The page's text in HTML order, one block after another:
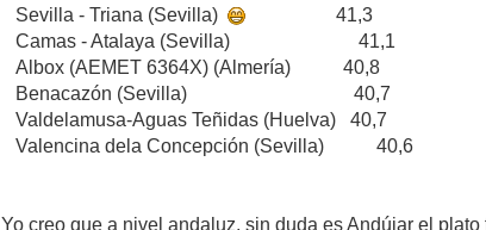
Sevilla - Triana (Sevilla)
41,3
Camas - Atalaya (Sevilla) 41,1
Albox (AEMET 6364X) (Almería) 40,8
Benacazón (Sevilla) 40,7
Valdelamusa-Aguas Teñidas (Huelva) 40,7
Valencina dela Concepción (Sevilla) 40,6
Yo creo que a nivel andaluz, sin duda es Andújar el